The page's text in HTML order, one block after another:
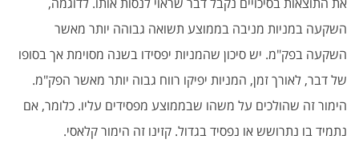
השקעה במניות מניבה בממוצע תשואה גבוהה יותר מאשר
השקעה בפק"מ. יש סיכון שהמניות יפסידו בשנה מסוימת אך בסופו
של דבר, לאורך זמן, המניות יפיקו רווח גבוה יותר מאשר הפק"מ.
הימור זה שהולכים על משהו שבממוצע מפסידים עליו. כלומר, אם
נתמיד בו נתרושש או נפסיד בגדול. קזינו זה הימור קלאסי.